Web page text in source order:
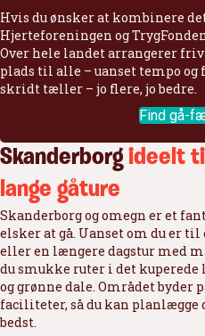
Hvis du ønsker at kombinere
Hjerteforeningen og
Over hele landet arrangerer
plads til alle – uanset tempo
skridt tæller – jo flere, jo bedre.
Find gå-
Skanderborg ideelt
lange gåture
Skanderborg og omegn er et
elsker at gå. Uanset om du er
eller en længere dagstur med
du smukke ruter i det kuperede
og grønne dale. Området byder
faciliteter, så du kan planlægge
bedst.